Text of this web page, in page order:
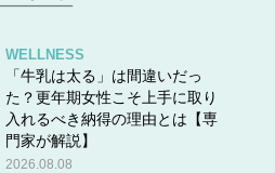
WELLNESS
「牛乳は太る」は間違いだっ
た？更年期女性こそ上手に取り
入れるべき納得の理由とは【専
門家が解説】
2026.08.08